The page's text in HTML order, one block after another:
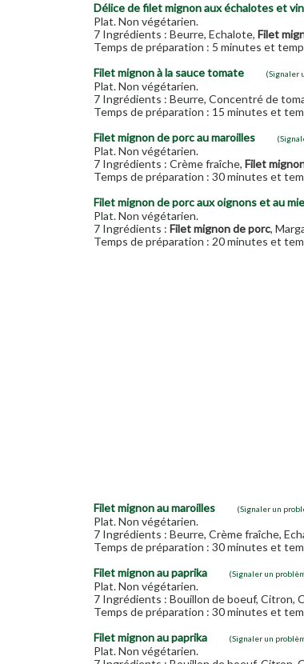
Délice de filet mignon aux échalotes et
Plat. Non végétarien.
7 Ingrédients : Beurre, Echalote, Filet
Temps de préparation : 5 minutes et
Filet mignon à la sauce tomate
(Signaler
Plat. Non végétarien.
7 Ingrédients : Beurre, Concentré de
Temps de préparation : 15 minutes et
Filet mignon de porc au maroilles
Plat. Non végétarien.
7 Ingrédients : Crème fraîche, Filet
Temps de préparation : 30 minutes et
Filet mignon de porc aux oignons et au
Plat. Non végétarien.
7 Ingrédients : Filet mignon de porc,
Temps de préparation : 20 minutes et
Filet mignon au maroilles (Signaler un
Plat. Non végétarien.
7 Ingrédients : Beurre, Crème fraîche,
Temps de préparation : 30 minutes et
Filet mignon au paprika
(Signaler un
Plat. Non végétarien.
7 Ingrédients : Bouillon de boeuf, Citron,
Temps de préparation : 30 minutes et
Filet mignon au paprika
(Signaler un
Plat. Non végétarien.